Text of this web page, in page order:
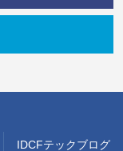
IDCFテックブログ